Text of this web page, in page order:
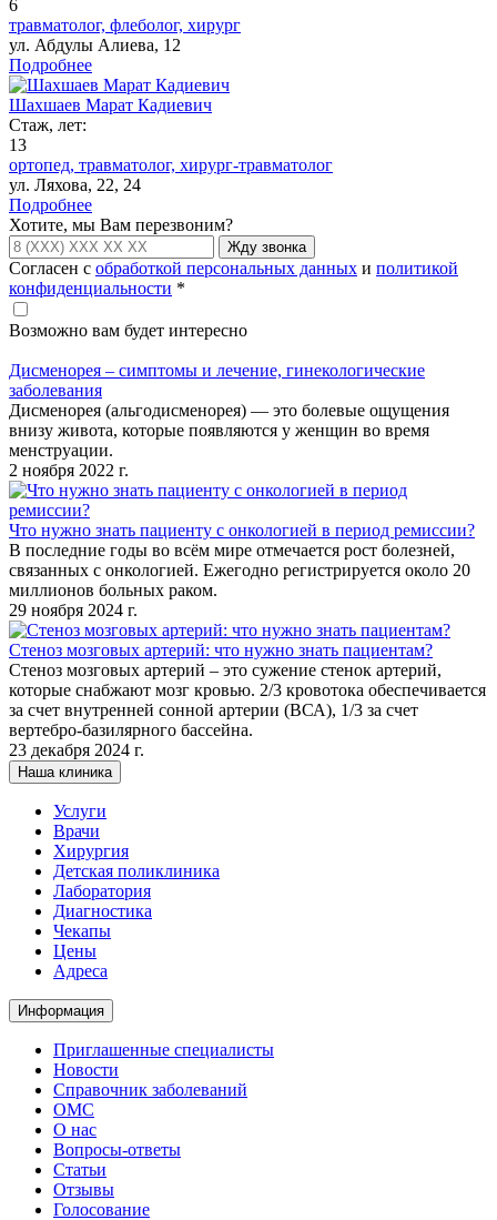
6
травматолог, флеболог, хирург
ул. Абдулы Алиева, 12
Подробнее
Шахшаев Марат Кадиевич
Стаж, лет:
13
ортопед, травматолог, хирург-травматолог
ул. Ляхова, 22, 24
Подробнее
Хотите, мы Вам перезвоним?
Жду звонка
Согласен с обработкой персональных данных и политикой
конфиденциальности *
Возможно вам будет интересно
Дисменорея – симптомы и лечение, гинекологические
заболевания
Дисменорея (альгодисменорея) — это болевые ощущения
внизу живота, которые появляются у женщин во время
менструации.
2 ноября 2022 г.
Что нужно знать пациенту с онкологией в период ремиссии?
В последние годы во всём мире отмечается рост болезней,
связанных с онкологией. Ежегодно регистрируется около 20
миллионов больных раком.
29 ноября 2024 г.
Стеноз мозговых артерий: что нужно знать пациентам?
Стеноз мозговых артерий – это сужение стенок артерий,
которые снабжают мозг кровью. 2/3 кровотока обеспечивается
за счет внутренней сонной артерии (ВСА), 1/3 за счет
вертебро-базилярного бассейна.
23 декабря 2024 г.
Наша клиника
Услуги
Врачи
Хирургия
Детская поликлиника
Лаборатория
Диагностика
Чекапы
Цены
Адреса
Информация
Приглашенные специалисты
Новости
Справочник заболеваний
ОМС
О нас
Вопросы-ответы
Статьи
Отзывы
Голосование